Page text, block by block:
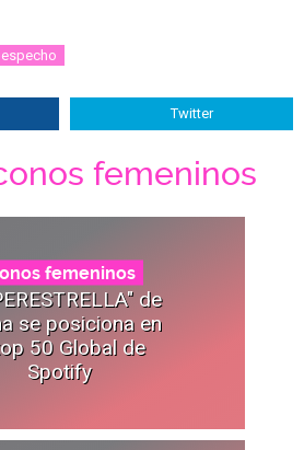
Twitter
femeninos
femeninos
de
se posiciona en
50 Global de
Spotify